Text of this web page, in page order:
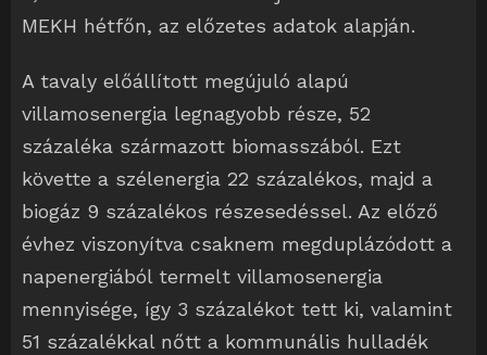
MEKH hétfőn, az előzetes adatok alapján.
A tavaly előállított megújuló alapú
villamosenergia legnagyobb része, 52
százaléka származott biomasszából. Ezt
követte a szélenergia 22 százalékos, majd a
biogáz 9 százalékos részesedéssel. Az előző
évhez viszonyítva csaknem megduplázódott a
napenergiából termelt villamosenergia
mennyisége, így 3 százalékot tett ki, valamint
51 százalékkal nőtt a kommunális hulladék